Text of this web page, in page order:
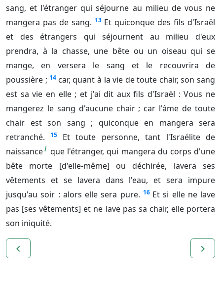
sang, et l'étranger qui séjourne au milieu de vous ne
mangera pas de sang. 13 Et quiconque des fils d'Israël
et des étrangers qui séjournent au milieu d'eux
prendra, à la chasse, une bête ou un oiseau qui se
mange, en versera le sang et le recouvrira de
poussière ; 14 car, quant à la vie de toute chair, son sang
est sa vie en elle ; et j'ai dit aux fils d'Israël : Vous ne
mangerez le sang d'aucune chair ; car l'âme de toute
chair est son sang ; quiconque en mangera sera
retranché.
15
Et toute personne, tant l'Israélite de
naissancei que l'étranger, qui mangera du corps d'une
bête morte [d'elle-même] ou déchirée, lavera ses
vêtements et se lavera dans l'eau, et sera impure
jusqu'au soir : alors elle sera pure. 16 Et si elle ne lave
pas [ses vêtements] et ne lave pas sa chair, elle portera
son iniquité.
navigate_before navigate_next